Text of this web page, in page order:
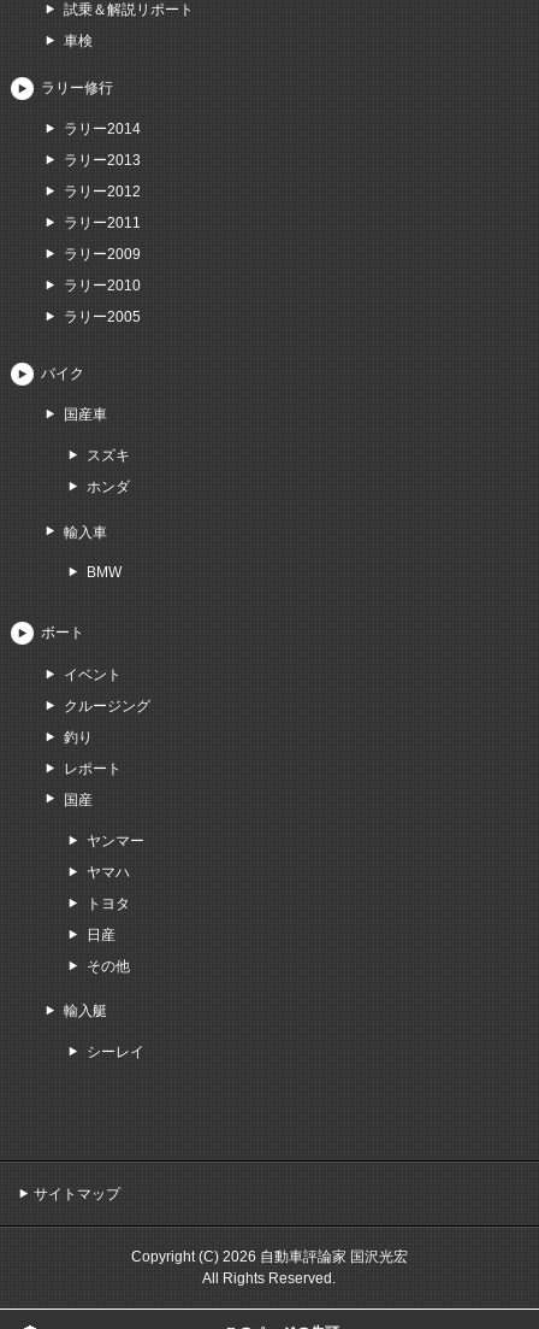
試乗＆解説リポート
車検
ラリー修行
ラリー2014
ラリー2013
ラリー2012
ラリー2011
ラリー2009
ラリー2010
ラリー2005
バイク
国産車
スズキ
ホンダ
輸入車
BMW
ボート
イベント
クルージング
釣り
レポート
国産
ヤンマー
ヤマハ
トヨタ
日産
その他
輸入艇
シーレイ
サイトマップ
Copyright (C) 2026 自動車評論家 国沢光宏
All Rights Reserved.